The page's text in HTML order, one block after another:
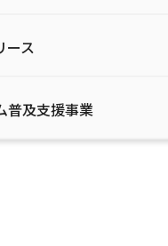
ース
普及支援事業